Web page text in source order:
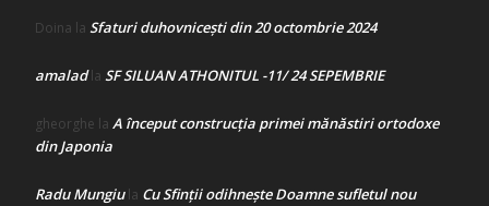
Doina la Sfaturi duhovnicești din 20 octombrie 2024
amaladla SF SILUAN ATHONITUL -11/ 24 SEPEMBRIE
gheorghe la A început construcţia primei mănăstiri ortodoxe
din Japonia
Radu Mungiula Cu Sfinții odihnește Doamne sufletul nou